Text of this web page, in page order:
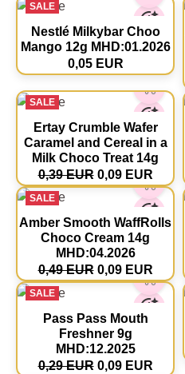
SALE
Nestlé Milkybar Choo
Mango 12g MHD:01.2026
0,05 EUR
SALE
Ertay Crumble Wafer
Caramel and Cereal in a
Milk Choco Treat 14g
0,39 EUR 0,09 EUR
SALE
Amber Smooth WaffRolls
Choco Cream 14g
MHD:04.2026
0,49 EUR 0,09 EUR
SALE
Pass Pass Mouth
Freshner 9g
MHD:12.2025
0,29 EUR 0,09 EUR